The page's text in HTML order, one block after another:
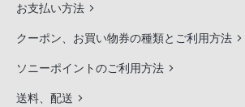
お支払い方法
クーポン、お買い物券の種類とご利用方法
ソニーポイントのご利用方法
送料、配送